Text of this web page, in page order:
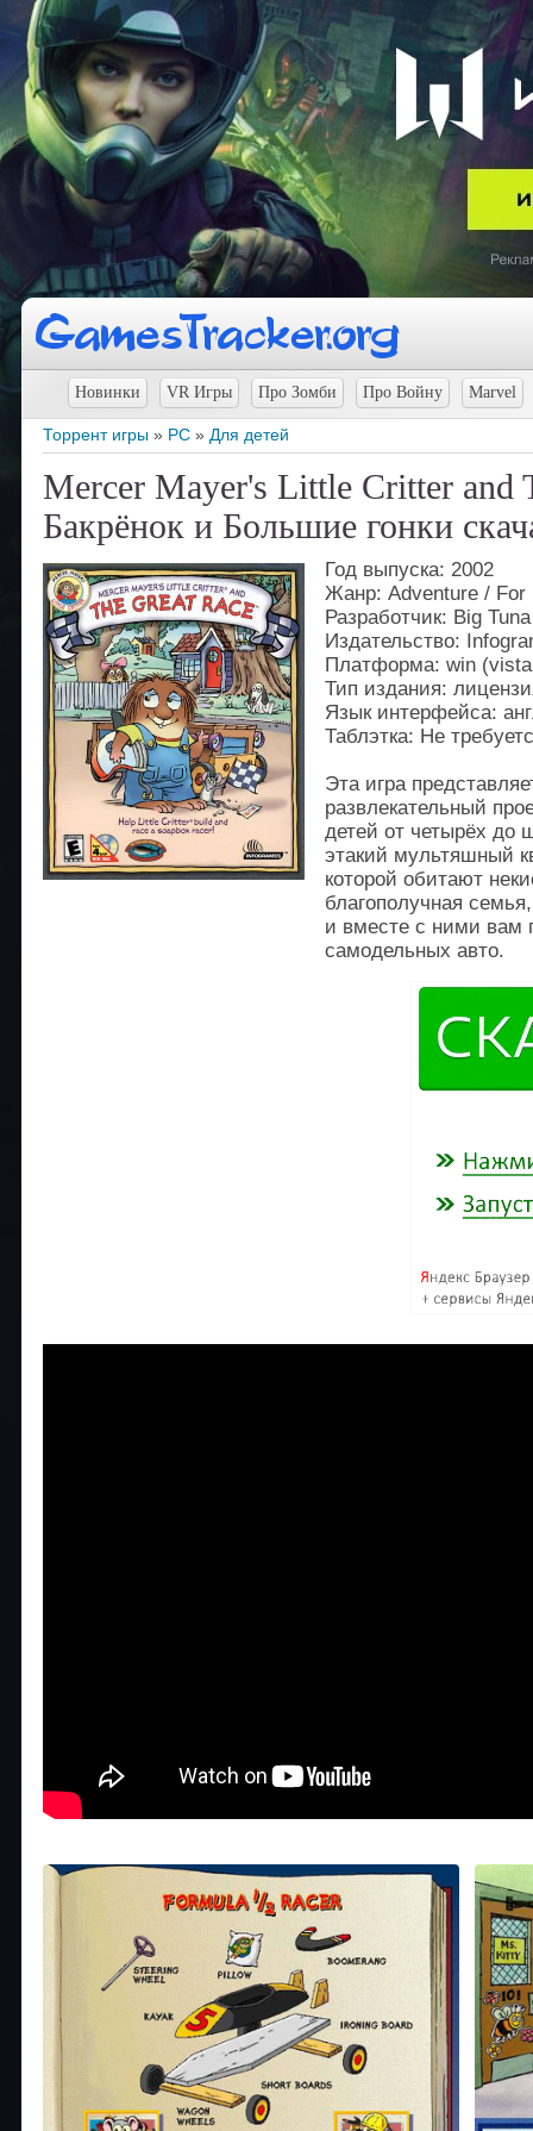
Новинки VR Игры Про Зомби Про Войну Marvel
Торрент игры » PC » Для детей
Mercer Mayer's Little Critter
Бакрёнок и Большие гонки
Год выпуска: 2002
Жанр: Adventure / For
Разработчик: Big
Издательство:
Платформа: win (vista
Тип издания:
Язык интерфейса:
Таблэтка: Не
Эта игра
развлекательный
детей от четырёх до
этакий мультяшный
которой обитают
благополучная
и вместе с ними вам
самодельных авто.